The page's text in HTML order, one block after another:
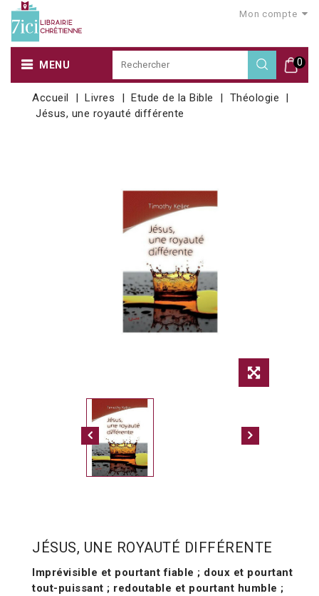
Mon compte
0
MENU
Accueil Livres Etude de la Bible
Théologie
Jésus, une royauté différente
JÉSUS, UNE ROYAUTÉ DIFFÉRENTE
Imprévisible et pourtant fiable ; doux et pourtant
tout-puissant ; redoutable et pourtant humble ;